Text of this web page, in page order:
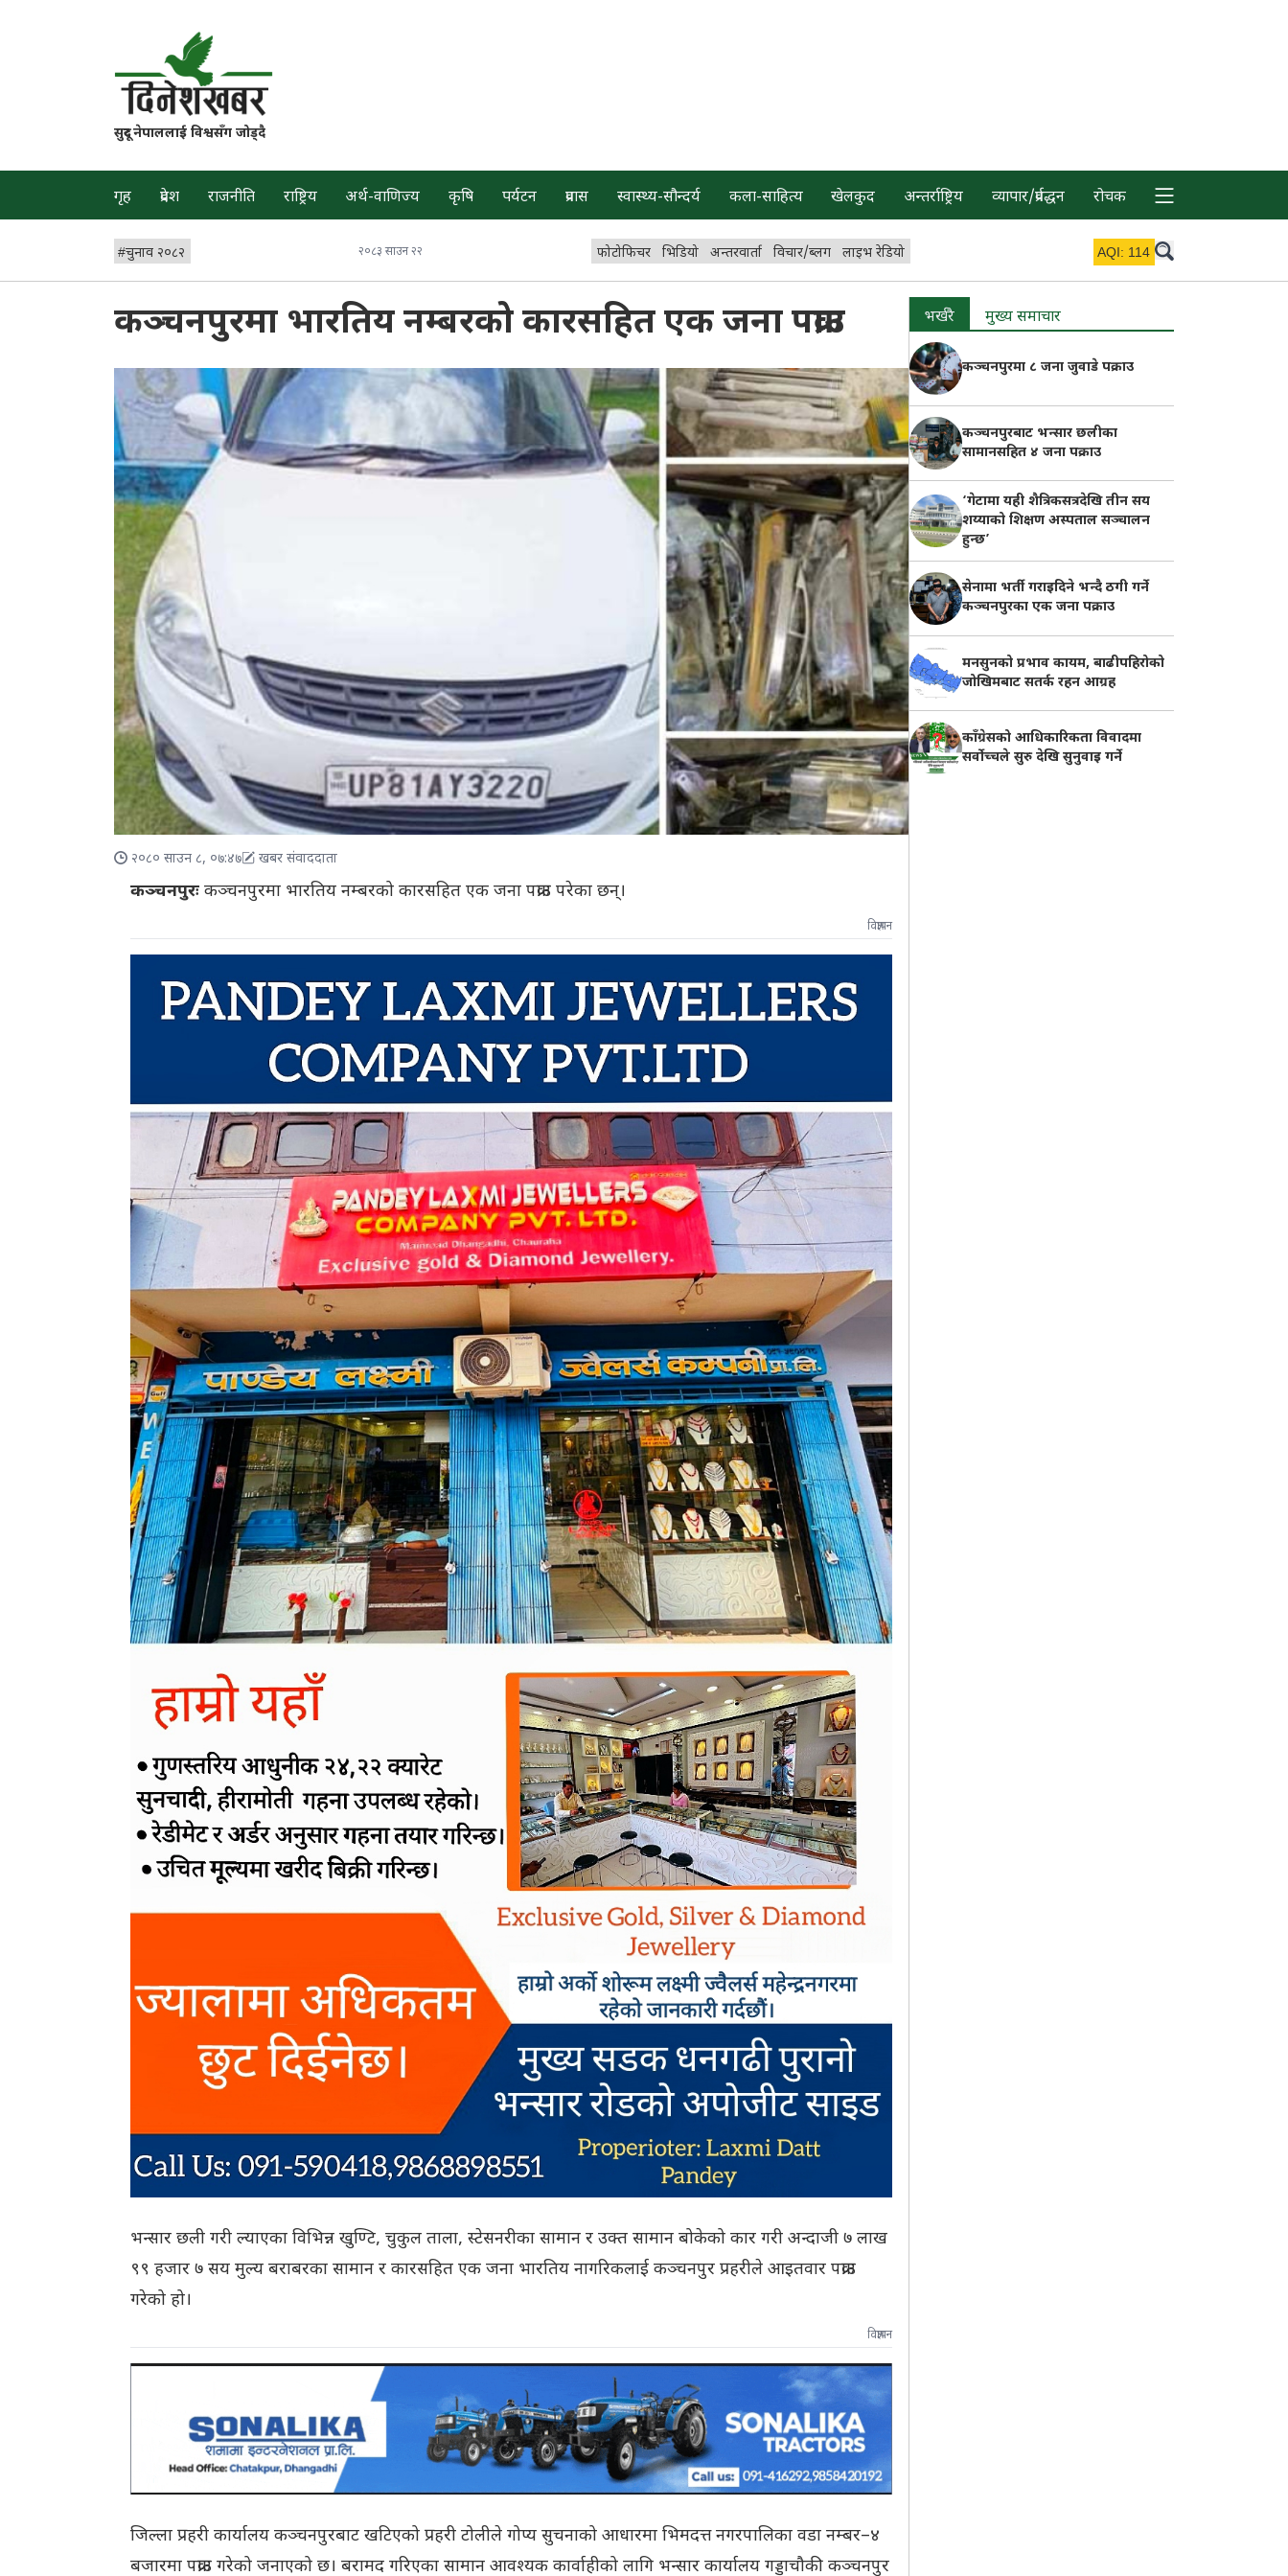
सुदूर नेपाललाई विश्वसँग जोड्दै
गृह प्रदेश राजनीति राष्ट्रिय अर्थ-वाणिज्य कृषि पर्यटन प्रवास स्वास्थ्य-सौन्दर्य कला-साहित्य खेलकुद अन्तर्राष्ट्रिय व्यापार/प्रर्वद्धन रोचक
#चुनाव २०८२ २०८३ साउन २२ फोटोफिचर भिडियो अन्तरवार्ता विचार/ब्लग लाइभ रेडियो AQI: 114
कञ्चनपुरमा भारतिय नम्बरको कारसहित एक जना पक्राउ
२०८० साउन ८, ०७:४७ खबर संवाददाता
कञ्चनपुरःकञ्चनपुरमा भारतिय नम्बरको कारसहित एक जना पक्राउ परेका छन्।
विज्ञापन
भन्सार छली गरी ल्याएका विभिन्न खुण्टि, चुकुल ताला, स्टेसनरीका सामान र उक्त सामान बोकेको कार गरी अन्दाजी ७ लाख
९९ हजार ७ सय मुल्य बराबरका सामान र कारसहित एक जना भारतिय नागरिकलाई कञ्चनपुर प्रहरीले आइतवार पक्राउ
गरेको हो।
विज्ञापन
जिल्ला प्रहरी कार्यालय कञ्चनपुरबाट खटिएको प्रहरी टोलीले गोप्य सुचनाको आधारमा भिमदत्त नगरपालिका वडा नम्बर–४
बजारमा पक्राउ गरेको जनाएको छ। बरामद गरिएका सामान आवश्यक कार्वाहीको लागि भन्सार कार्यालय गड्डाचौकी कञ्चनपुर
भर्खरै मुख्य समाचार
कञ्चनपुरमा ८ जना जुवाडे पक्राउ
कञ्चनपुरबाट भन्सार छलीका
सामानसहित ४ जना पक्राउ
‘गेटामा यही शैत्रिकसत्रदेखि तीन सय
शय्याको शिक्षण अस्पताल सञ्चालन
हुन्छ’
सेनामा भर्ती गराइदिने भन्दै ठगी गर्ने
कञ्चनपुरका एक जना पक्राउ
मनसुनको प्रभाव कायम, बाढीपहिरोको
जोखिमबाट सतर्क रहन आग्रह
काँग्रेसको आधिकारिकता विवादमा
सर्वोच्चले सुरु देखि सुनुवाइ गर्ने